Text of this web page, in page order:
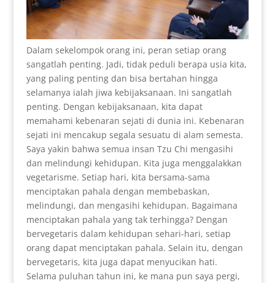
Dalam sekelompok orang ini, peran setiap orang
sangatlah penting. Jadi, tidak peduli berapa usia kita,
yang paling penting dan bisa bertahan hingga
selamanya ialah jiwa kebijaksanaan. Ini sangatlah
penting. Dengan kebijaksanaan, kita dapat
memahami kebenaran sejati di dunia ini. Kebenaran
sejati ini mencakup segala sesuatu di alam semesta.
Saya yakin bahwa semua insan Tzu Chi mengasihi
dan melindungi kehidupan. Kita juga menggalakkan
vegetarisme. Setiap hari, kita bersama-sama
menciptakan pahala dengan membebaskan,
melindungi, dan mengasihi kehidupan. Bagaimana
menciptakan pahala yang tak terhingga? Dengan
bervegetaris dalam kehidupan sehari-hari, setiap
orang dapat menciptakan pahala. Selain itu, dengan
bervegetaris, kita juga dapat menyucikan hati.
Selama puluhan tahun ini, ke mana pun saya pergi,